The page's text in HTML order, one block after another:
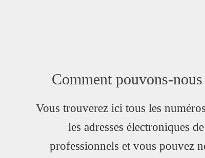
Comment pouvons-
Vous trouverez ici tous les
les adresses électroniques
professionnels et vous pouvez